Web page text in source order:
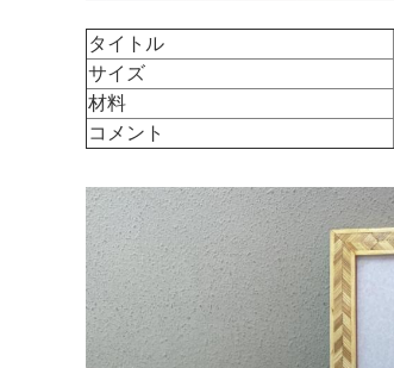
タイトル
サイズ
材料
コメント